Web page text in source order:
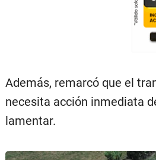
Además, remarcó que el
necesita acción inmediata
lamentar.